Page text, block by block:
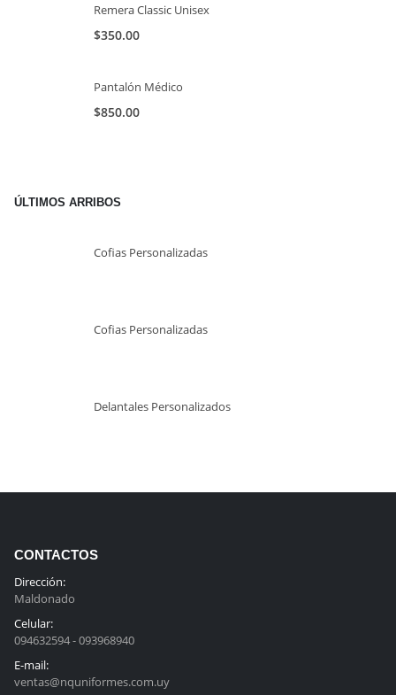
Remera Classic Unisex
$350.00
Pantalón Médico
$850.00
ÚLTIMOS ARRIBOS
Cofias Personalizadas
Cofias Personalizadas
Delantales Personalizados
CONTACTOS
Dirección:
Maldonado
Celular:
094632594 - 093968940
E-mail:
ventas@nquniformes.com.uy